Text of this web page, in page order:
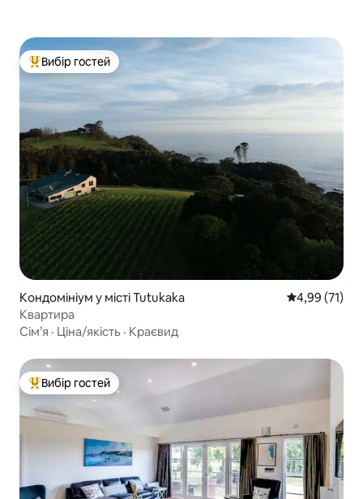
Топ вибір гостей
Вибір гостей
Кондомініум у місті Tutukaka Середня
4,99 (71)
Квартира
Сім’я · Ціна/якість · Краєвид
Топ вибір гостей
Вибір гостей